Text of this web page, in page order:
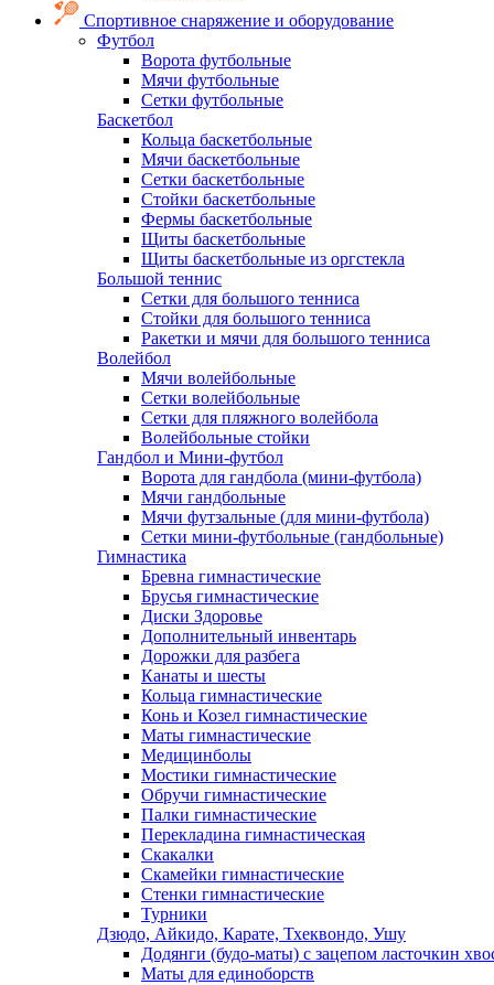
Спортивное снаряжение и оборудование
Футбол
Ворота футбольные
Мячи футбольные
Сетки футбольные
Баскетбол
Кольца баскетбольные
Мячи баскетбольные
Сетки баскетбольные
Стойки баскетбольные
Фермы баскетбольные
Щиты баскетбольные
Щиты баскетбольные из оргстекла
Большой теннис
Сетки для большого тенниса
Стойки для большого тенниса
Ракетки и мячи для большого тенниса
Волейбол
Мячи волейбольные
Сетки волейбольные
Сетки для пляжного волейбола
Волейбольные стойки
Гандбол и Мини-футбол
Ворота для гандбола (мини-футбола)
Мячи гандбольные
Мячи футзальные (для мини-футбола)
Сетки мини-футбольные (гандбольные)
Гимнастика
Бревна гимнастические
Брусья гимнастические
Диски Здоровье
Дополнительный инвентарь
Дорожки для разбега
Канаты и шесты
Кольца гимнастические
Конь и Козел гимнастические
Маты гимнастические
Медицинболы
Мостики гимнастические
Обручи гимнастические
Палки гимнастические
Перекладина гимнастическая
Скакалки
Скамейки гимнастические
Стенки гимнастические
Турники
Дзюдо, Айкидо, Карате, Тхеквондо, Ушу
Додянги (будо-маты) с зацепом ласточкин
Маты для единоборств